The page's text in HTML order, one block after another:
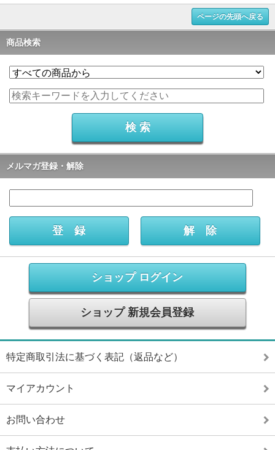
ページの先頭へ戻る
商品検索
メルマガ登録・解除
ショップ ログイン
ショップ 新規会員登録
特定商取引法に基づく表記（返品など）
マイアカウント
お問い合わせ